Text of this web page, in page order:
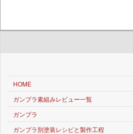
HOME
ガンプラ素組みレビュー一覧
ガンプラ
ガンプラ別塗装レシピと製作工程